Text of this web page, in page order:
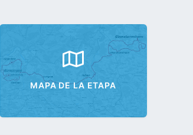
MAPA DE LA ETAPA